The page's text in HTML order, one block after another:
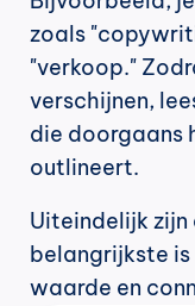
zoals
"verkoop."
verschijnen,
die doorgaans
outlineert.
Uiteindelijk zijn
belangrijkste is
waarde en